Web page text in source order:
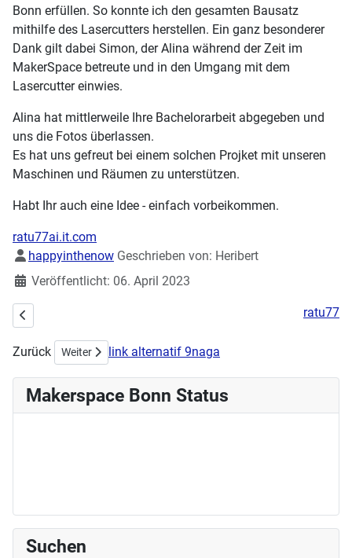
Bonn erfüllen. So konnte ich den gesamten Bausatz
mithilfe des Lasercutters herstellen. Ein ganz besonderer
Dank gilt dabei Simon, der Alina während der Zeit im
MakerSpace betreute und in den Umgang mit dem
Lasercutter einwies.
Alina hat mittlerweile Ihre Bachelorarbeit abgegeben und
uns die Fotos überlassen.
Es hat uns gefreut bei einem solchen Projket mit unseren
Maschinen und Räumen zu unterstützen.
Habt Ihr auch eine Idee - einfach vorbeikommen.
ratu77ai.it.com
Details
happyinthenow Geschrieben von: Heribert
Veröffentlicht: 06. April 2023
Vorheriger Beitrag: Buchbinden / Bookbinding Workshop (Deutsch
ratu77
Zurück Nächster Beitrag: Hackaton im Makerspace
Weiter link alternatif 9naga
Makerspace Bonn Status
Suchen